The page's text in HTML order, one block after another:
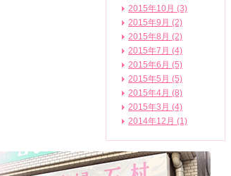
2015年10月 (3)
2015年9月 (2)
2015年8月 (2)
2015年7月 (4)
2015年6月 (5)
2015年5月 (5)
2015年4月 (8)
2015年3月 (4)
2014年12月 (1)